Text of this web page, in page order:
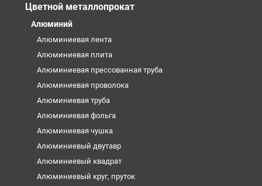
Цветной металлопрокат
Алюминий
Алюминиевая лента
Алюминиевая плита
Алюминиевая прессованная труба
Алюминиевая проволока
Алюминиевая труба
Алюминиевая фольга
Алюминиевая чушка
Алюминиевый двутавр
Алюминиевый квадрат
Алюминиевый круг, пруток